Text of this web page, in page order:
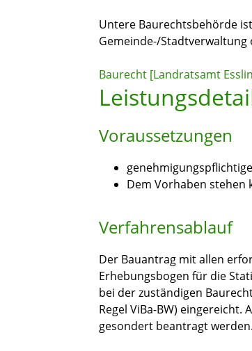
Untere Baurechtsbehörde
Gemeinde-/
Baurecht [Landratsamt
Voraussetzungen
Dem Vorhaben
Verfahrensablauf
Der Bauantrag mit allen
Erhebungsbogen für die
bei der zuständigen
Regel ViBa-BW)
gesondert beantragt werden.